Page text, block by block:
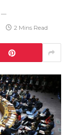
2 Mins Read